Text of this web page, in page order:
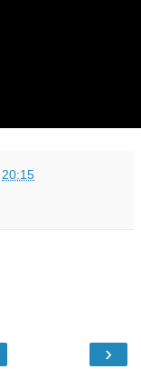
20:15
›